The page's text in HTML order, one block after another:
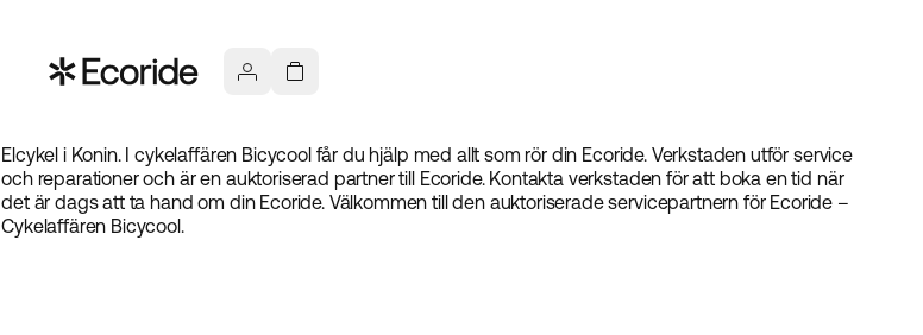
Elcykel i Konin. I cykelaffären Bicycool får du hjälp med allt som rör din Ecoride. Verkstaden utför service
och reparationer och är en auktoriserad partner till Ecoride. Kontakta verkstaden för att boka en tid när
det är dags att ta hand om din Ecoride. Välkommen till den auktoriserade servicepartnern för Ecoride –
Cykelaffären Bicycool.